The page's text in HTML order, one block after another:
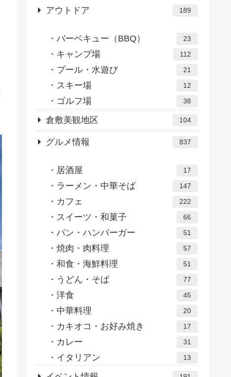
アウトドア 189
バーベキュー（BBQ） 23
キャンプ場 112
プール・水遊び 21
スキー場 12
ゴルフ場 38
倉敷美観地区 104
グルメ情報 837
居酒屋 17
ラーメン・中華そば 147
カフェ 222
スイーツ・和菓子 66
パン・ハンバーガー 51
焼肉・肉料理 57
和食・海鮮料理 51
うどん・そば 77
洋食 45
中華料理 20
カキオコ・お好み焼き 17
カレー 31
イタリアン 13